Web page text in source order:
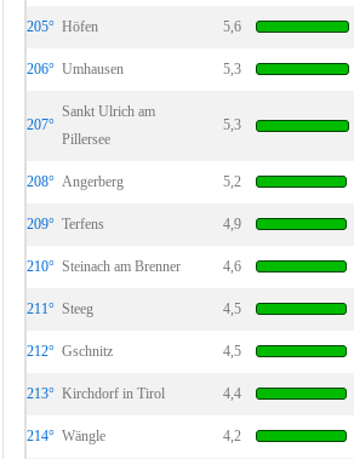
205° Höfen 5,6
206° Umhausen 5,3
207°
Sankt Ulrich am
Pillersee
5,3
208° Angerberg 5,2
209° Terfens 4,9
210° Steinach am Brenner 4,6
211° Steeg 4,5
212° Gschnitz 4,5
213° Kirchdorf in Tirol 4,4
214° Wängle 4,2